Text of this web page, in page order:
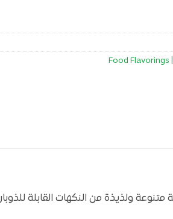
متنوعة ولذيذة من النكهات القابلة